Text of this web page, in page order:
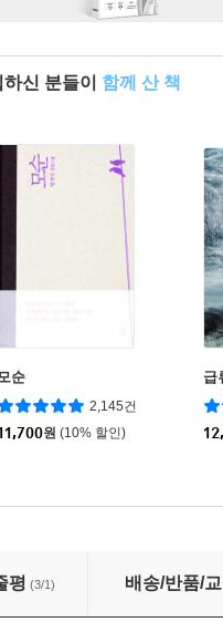
신 분들이 함께 산 책
순
2,145건
원 (10% 할인)
급
평 (3/1) 배송/반품/